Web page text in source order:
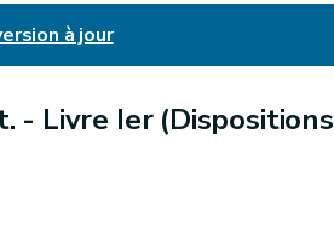
à jour
- Livre Ier (Dispositions